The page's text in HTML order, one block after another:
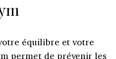
équilibre et votre
permet de prévenir les